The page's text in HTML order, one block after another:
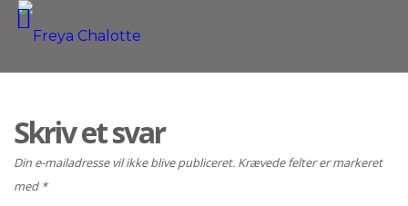
Skriv et svar
Din e-mailadresse vil ikke blive publiceret. Krævede felter er markeret
med *